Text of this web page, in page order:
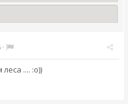
·
.... :о))